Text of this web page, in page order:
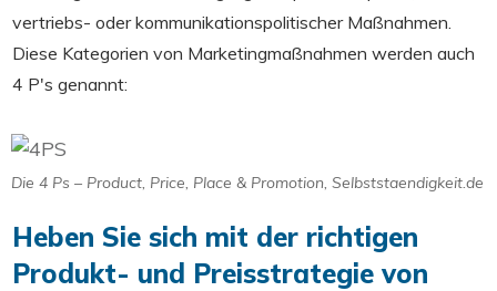
vertriebs- oder kommunikationspolitischer Maßnahmen.
Diese Kategorien von Marketingmaßnahmen werden auch
4 P's genannt:
Die 4 Ps – Product, Price, Place & Promotion, Selbststaendigkeit.de
Heben Sie sich mit der richtigen
Produkt- und Preisstrategie von